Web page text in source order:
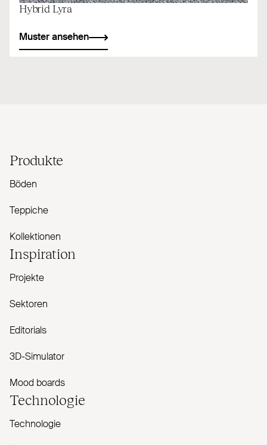
Hybrid Lyra
Muster ansehen
Produkte
Böden
Teppiche
Kollektionen
Inspiration
Projekte
Sektoren
Editorials
3D-Simulator
Mood boards
Technologie
Technologie